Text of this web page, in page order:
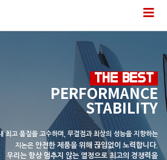
THE BEST
PERFORMANCE
STABILITY
최고 품질을 고수하며, 무결점과 최상의 성능을 지향하는
지논은 안전한 제품을 위해 끊임없이 노력합니다.
우리는 항상 멈추지 않는 열정으로최고의 경쟁력을